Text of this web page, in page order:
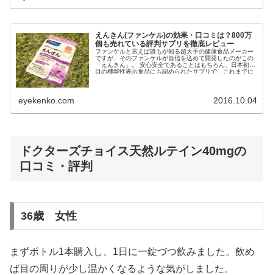
えんきん(ファンケル)の効果・口コミは？800万
個も売れている評判サプリを徹底レビュー
ファンケルと言えば誰もが知る超大手の健康食品メーカー
ですが、そのファンケルが自信を込めて開発したのがこの
「えんきん」。 安心安全であることはもちろん、日本初の
目の機能性表示食品にも認められたサプリで、これまでに
eyekenko.com 2016.10.04
ドクターズチョイス天然ルテイン40mgの
口コミ・評判
36歳 女性
まずボトル1本購入し、1日に一錠づつ飲みました。飲め
ば目の周りが少し温かくなるような気がしました。